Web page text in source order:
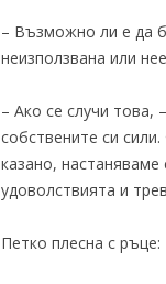
– Възможно ли е да
неизползвана или
– Ако се случи това,
собствените си
казано,
удоволствията и
Петко плесна с ръце: